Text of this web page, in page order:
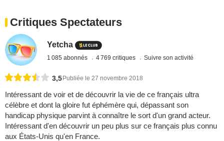
Critiques Spectateurs
Yetcha
1 085 abonnés 4 769 critiques Suivre son activité
3,5 Publiée le 27 novembre 2018
Intéressant de voir et de découvrir la vie de ce français ultra
célèbre et dont la gloire fut éphémère qui, dépassant son
handicap physique parvint à connaître le sort d'un grand acteur.
Intéressant d'en découvrir un peu plus sur ce français plus connu
aux États-Unis qu'en France.